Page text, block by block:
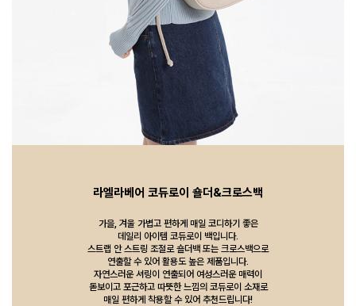
라엘라베어 코듀로이 숄더&크로스백
가을, 겨울 가볍고 편하게 매일 코디하기 좋은
데일리 아이템 코듀로이 백입니다.
스트랩 안 스트링 조절로 숄더백 또는 크로스백으로
연출할 수 있어 활용도 높은 제품입니다.
자연스러운 셔링이 연출되어 여성스러운 매력이
돋보이고 포근하고 따뜻한 느낌의 코듀로이 소재로
매일 편하게 착용할 수 있어 추천드립니다!